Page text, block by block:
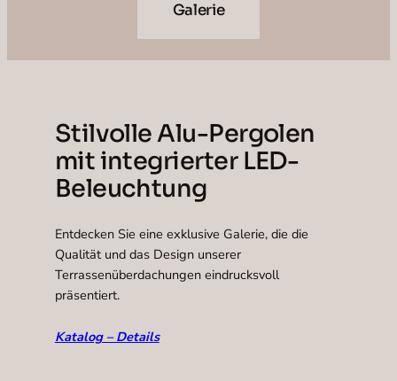
Galerie
Stilvolle Alu-Pergolen
mit integrierter LED-
Beleuchtung
Entdecken Sie eine exklusive Galerie, die die
Qualität und das Design unserer
Terrassenüberdachungen eindrucksvoll
präsentiert.
Katalog – Details